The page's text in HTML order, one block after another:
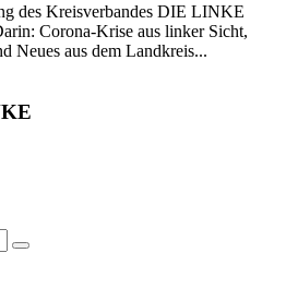
des Kreisverbandes DIE LINKE
Corona-Krise aus linker Sicht,
Neues aus dem Landkreis...